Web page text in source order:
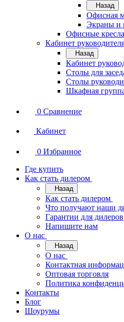
Назад
Офисная
Экраны и
Офисные кресла
Кабинет
Назад
Кабинет
Столы для
Столы
Шкафная
0 Сравнение
Кабинет
0 Избранное
Где купить
Как стать дилером
Назад
Как стать дилером
Что получают наши
Гарантии для дилеров
Напишите нам
О нас
Назад
О нас
Контактная
Оптовая торговля
Политика
Контакты
Блог
Шоурумы